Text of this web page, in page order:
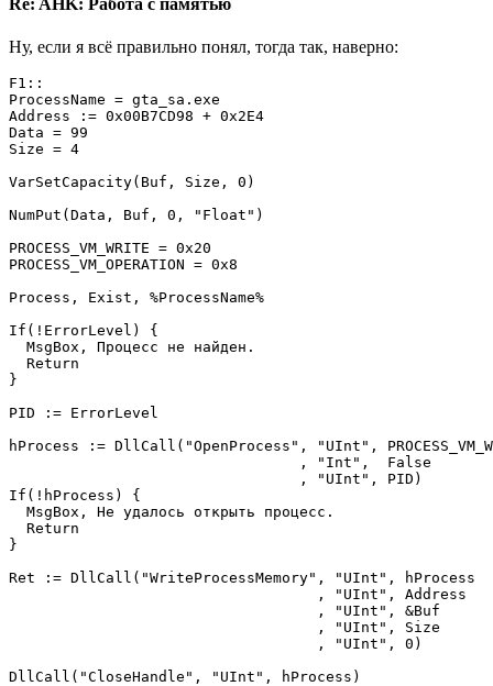
Ну, если я всё правильно понял, тогда так, наверно:
F1::
ProcessName = gta_sa.exe
Address := 0x00B7CD98 + 0x2E4
Data = 99
Size = 4
VarSetCapacity(Buf, Size, 0)
NumPut(Data, Buf, 0, "Float")
PROCESS_VM_WRITE = 0x20
PROCESS_VM_OPERATION = 0x8
Process, Exist, %ProcessName%
If(!ErrorLevel) {
  MsgBox, Процесс не найден.
  Return
}
PID := ErrorLevel
hProcess := DllCall("OpenProcess", "UInt",
                                 , "Int",  False
                                 , "UInt", PID)
If(!hProcess) {
  MsgBox, Не удалось открыть процесс.
  Return
}
Ret := DllCall("WriteProcessMemory", "UInt", hProcess
                                   , "UInt", Address
                                   , "UInt", &Buf
                                   , "UInt", Size
                                   , "UInt", 0)
DllCall("CloseHandle", "UInt", hProcess)